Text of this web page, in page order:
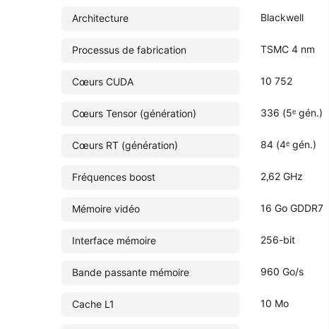
Architecture Blackwell
Processus de fabrication TSMC 4 nm
Cœurs CUDA 10 752
Cœurs Tensor (génération) 336 (5ᵉ gén.)
Cœurs RT (génération) 84 (4ᵉ gén.)
Fréquences boost 2,62 GHz
Mémoire vidéo 16 Go GDDR7
Interface mémoire 256-bit
Bande passante mémoire 960 Go/s
Cache L1 10 Mo